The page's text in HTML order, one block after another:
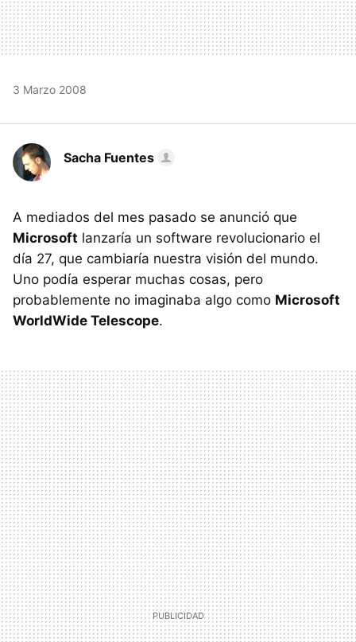
3 Marzo 2008
Sacha Fuentes
A mediados del mes pasado se anunció que
Microsoft lanzaría un software revolucionario el
día 27, que cambiaría nuestra visión del mundo.
Uno podía esperar muchas cosas, pero
probablemente no imaginaba algo como Microsoft
WorldWide Telescope.